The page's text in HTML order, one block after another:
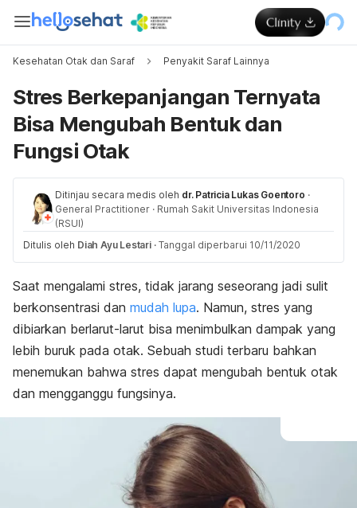
Kesehatan Otak dan Saraf Penyakit Saraf Lainnya
Stres Berkepanjangan Ternyata
Bisa Mengubah Bentuk dan
Fungsi Otak
Ditinjau secara medis oleh dr. Patricia Lukas Goentoro ·
General Practitioner · Rumah Sakit Universitas Indonesia
(RSUI)
Ditulis oleh Diah Ayu Lestari · Tanggal diperbarui 10/11/2020
Saat mengalami stres, tidak jarang seseorang jadi sulit
berkonsentrasi dan mudah lupa. Namun, stres yang
dibiarkan berlarut-larut bisa menimbulkan dampak yang
lebih buruk pada otak. Sebuah studi terbaru bahkan
menemukan bahwa stres dapat mengubah bentuk otak
dan mengganggu fungsinya.